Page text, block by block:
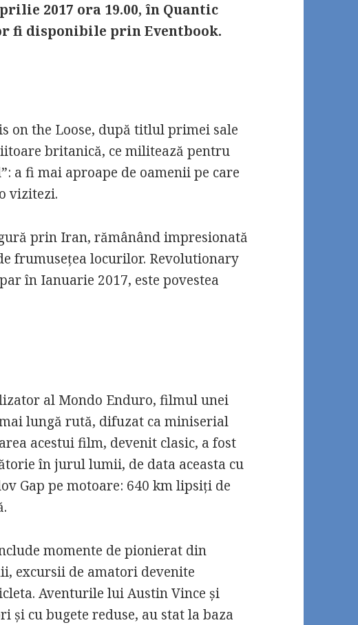
2017 ora 19.00, în Quantic
fi disponibile prin Eventbook.
on the Loose, după titlul primei sale
britanică, ce militează pentru
a fi mai aproape de oamenii pe care
vizitezi.
prin Iran, rămânând impresionată
frumusețea locurilor. Revolutionary
în Ianuarie 2017, este povestea
al Mondo Enduro, filmul unei
lungă rută, difuzat ca miniserial
acestui film, devenit clasic, a fost
în jurul lumii, de data aceasta cu
Gap pe motoare: 640 km lipsiți de
momente de pionierat din
excursii de amatori devenite
Aventurile lui Austin Vince și
și cu bugete reduse, au stat la baza